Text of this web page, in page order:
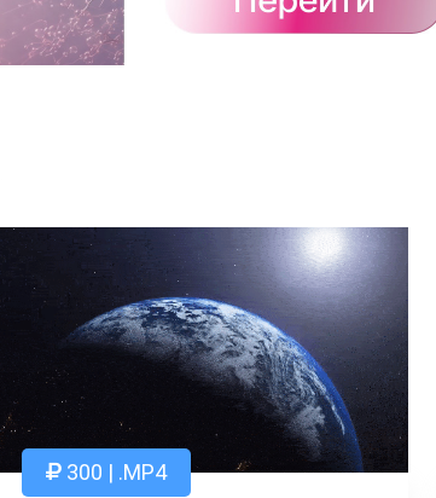
300 | .MP4